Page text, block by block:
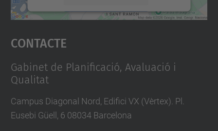
Accepta
powered by
Contacte
Gabinet de Planificació, Avaluació i
Qualitat
Campus Diagonal Nord, Edifici VX (Vèrtex). Pl.
Eusebi Güell, 6 08034 Barcelona